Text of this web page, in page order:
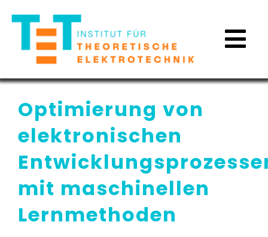
springen
Ansatz
Aktivitäten
Optimierung von
elektronischen
mit maschinellen
Lernmethoden